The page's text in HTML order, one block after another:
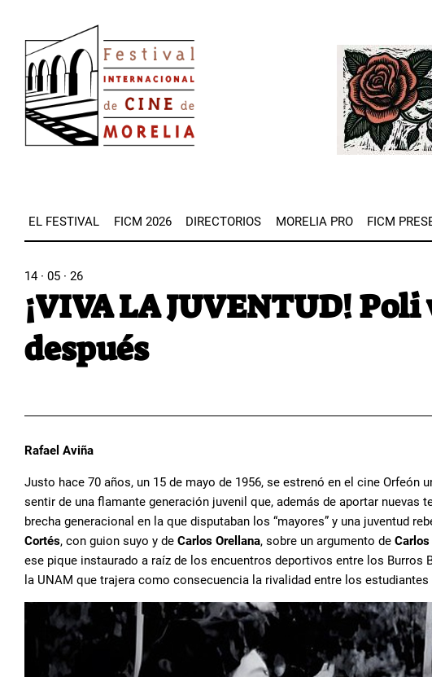
contenido
principal
Image
EL FESTIVAL FICM 2026 DIRECTORIOS MORELIA PRO FICM
14 · 05 · 26
¡VIVA LA JUVENTUD!
después
Rafael Aviña
Justo hace 70 años, un 15 de mayo de 1956, se estrenó en el cine Orfeón
sentir de una flamante generación juvenil que, además de aportar nuevas
brecha generacional en la que disputaban los “mayores” y una juventud
Cortés, con guion suyo y de Carlos Orellana, sobre un argumento de Carlos
ese pique instaurado a raíz de los encuentros deportivos entre los
la UNAM que trajera como consecuencia la rivalidad entre los